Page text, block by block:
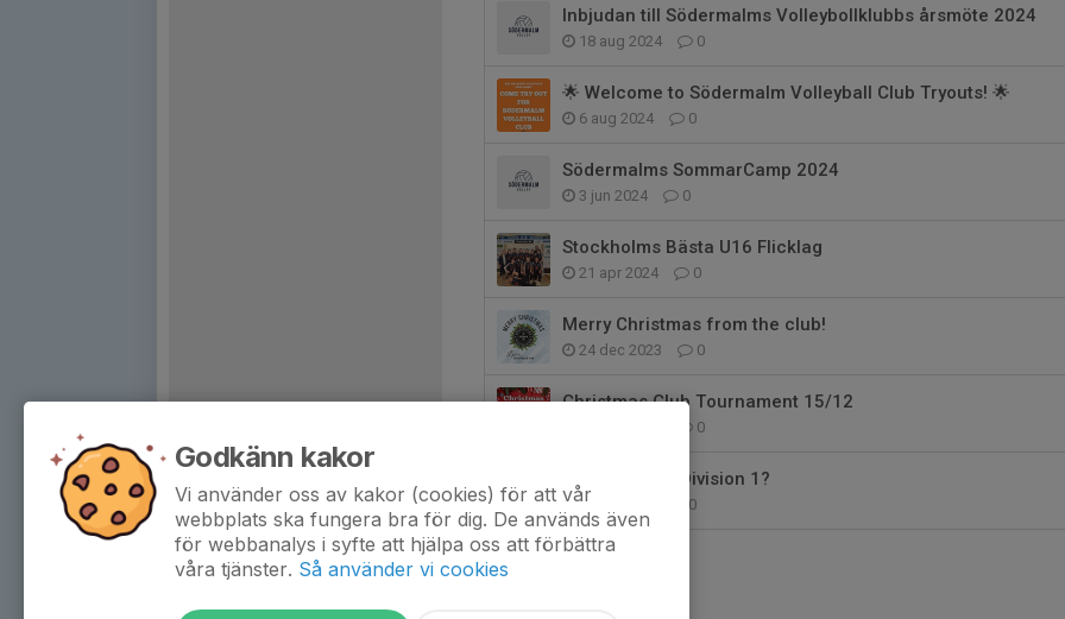
Inbjudan till Södermalms Volleybollklubbs årsmöte 2024
18 aug 2024 0
🌟 Welcome to Södermalm Volleyball Club Tryouts! 🌟
6 aug 2024 0
Södermalms SommarCamp 2024
3 jun 2024 0
Stockholms Bästa U16 Flicklag
21 apr 2024 0
Merry Christmas from the club!
24 dec 2023 0
Christmas Club Tournament 15/12
0
Vill du spela i Division 1?
5 dec 2023 0
Godkänn kakor
Vi använder oss av kakor (cookies) för att vår
webbplats ska fungera bra för dig. De används även
för webbanalys i syfte att hjälpa oss att förbättra
våra tjänster. Så använder vi cookies